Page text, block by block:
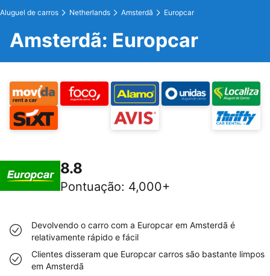
Aluguel de carros Netherlands Amsterdã Europcar
Amsterdã: Europcar
8.8
Pontuação: 4,000+
Devolvendo o carro com a Europcar em Amsterdã é
relativamente rápido e fácil
Clientes disseram que Europcar carros são bastante limpos
em Amsterdã